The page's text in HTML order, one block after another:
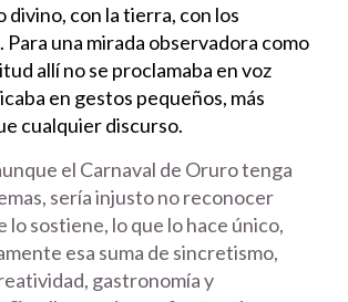
divino, con la tierra, con los
Para una mirada observadora como
allí no se proclamaba en voz
en gestos pequeños, más
cualquier discurso.
el Carnaval de Oruro tenga
sería injusto no reconocer
lo sostiene, lo que lo hace único,
esa suma de sincretismo,
gastronomía y